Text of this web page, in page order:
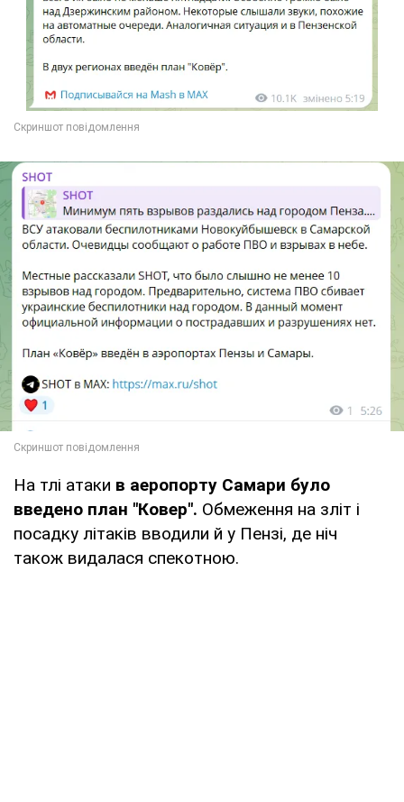
На тлі атаки в аеропорту Самари було
введено план "Ковер". Обмеження на зліт і
посадку літаків вводили й у Пензі, де ніч
також видалася спекотною.